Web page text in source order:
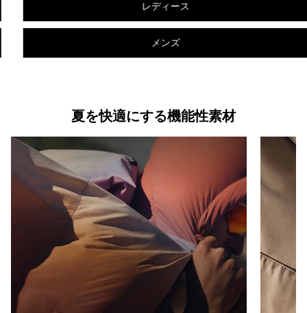
レディース
メンズ
夏を快適にする機能性素材